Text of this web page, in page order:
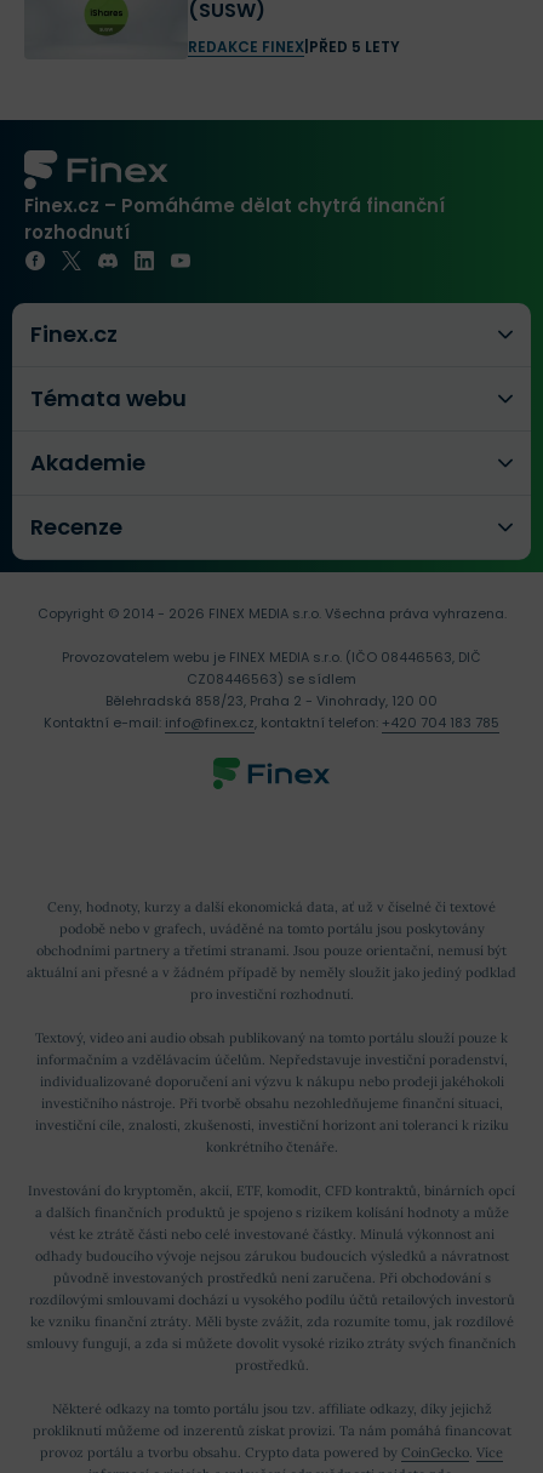
(SUSW)
REDAKCE FINEX| PŘED 5 LETY
Finex.cz – Pomáháme dělat chytrá finanční
rozhodnutí
Finex.cz
Témata webu
Akademie
Recenze
Ceny, hodnoty, kurzy a další ekonomická data, ať už v číselné či textové
podobě nebo v grafech, uváděné na tomto portálu jsou poskytovány
obchodními partnery a třetími stranami. Jsou pouze orientační, nemusí být
aktuální ani přesné a v žádném případě by neměly sloužit jako jediný podklad
pro investiční rozhodnutí.
Textový, video ani audio obsah publikovaný na tomto portálu slouží pouze k
informačním a vzdělávacím účelům. Nepředstavuje investiční poradenství,
individualizované doporučení ani výzvu k nákupu nebo prodeji jakéhokoli
investičního nástroje. Při tvorbě obsahu nezohledňujeme finanční situaci,
investiční cíle, znalosti, zkušenosti, investiční horizont ani toleranci k riziku
konkrétního čtenáře.
Investování do kryptoměn, akcií, ETF, komodit, CFD kontraktů, binárních opcí
a dalších finančních produktů je spojeno s rizikem kolísání hodnoty a může
vést ke ztrátě části nebo celé investované částky. Minulá výkonnost ani
odhady budoucího vývoje nejsou zárukou budoucích výsledků a návratnost
původně investovaných prostředků není zaručena. Při obchodování s
rozdílovými smlouvami dochází u vysokého podílu účtů retailových investorů
ke vzniku finanční ztráty. Měli byste zvážit, zda rozumíte tomu, jak rozdílové
smlouvy fungují, a zda si můžete dovolit vysoké riziko ztráty svých finančních
prostředků.
Některé odkazy na tomto portálu jsou tzv. affiliate odkazy, díky jejichž
prokliknutí můžeme od inzerentů získat provizi. Ta nám pomáhá financovat
provoz portálu a tvorbu obsahu. Crypto data powered by CoinGecko. Více
Copyright © 2014 - 2026 FINEX MEDIA s.r.o.Všechna práva vyhrazena.
Provozovatelem webu je FINEX MEDIA s.r.o. (IČO 08446563, DIČ
CZ08446563) se sídlem
Bělehradská 858/23, Praha 2 - Vinohrady, 120 00
Kontaktní e-mail: info@finex.cz, kontaktní telefon: +420 704 183 785